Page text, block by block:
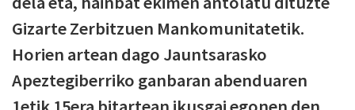
Gizarte Zerbitzuen Mankomunitatetik.
Horien artean dago Jauntsarasko
Apeztegiberriko ganbaran abenduaren